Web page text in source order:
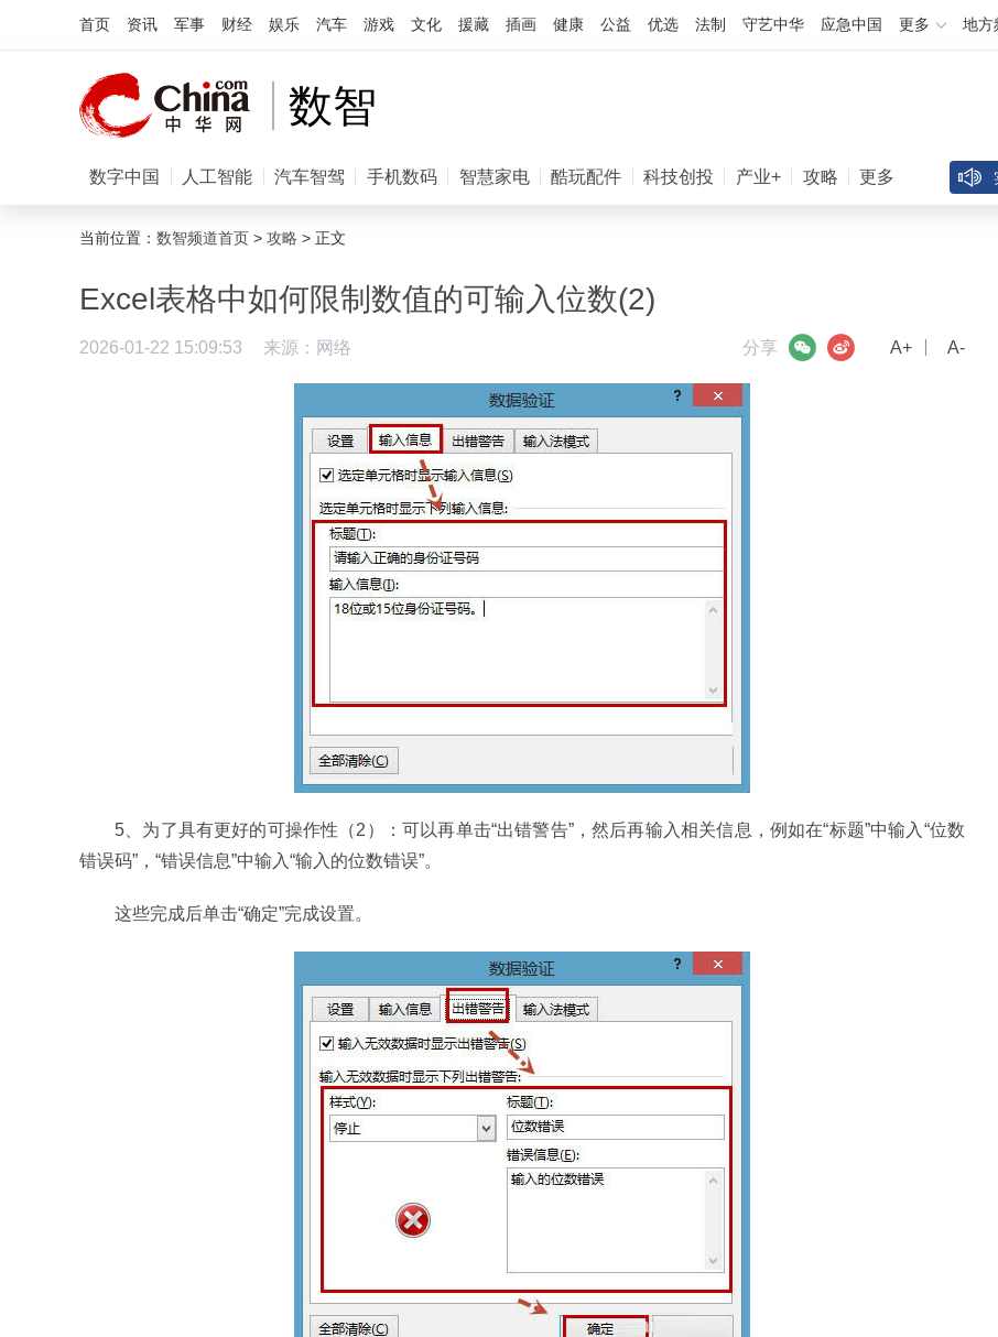
首页 资讯 军事 财经 娱乐 汽车 游戏 文化 援藏 插画 健康 公益 优选 法制 守艺中华 应急中国 更多 地方
数智
数字中国 人工智能 汽车智驾 手机数码 智慧家电 酷玩配件 科技创投 产业+ 攻略 更多
凌晨谷歌AI地震！4位顶
当前位置： 数智频道首页 > 攻略 > 正文
Excel表格中如何限制数值的可输入位数(2)
2026-01-22 15:09:53 来源： 网络 A+ A-
分享
微博
5、为了具有更好的可操作性（2）：可以再单击“出错警告”，然后再输入相关信息，例如在“标题”中输入“位数
错误码”，“错误信息”中输入“输入的位数错误”。
这些完成后单击“确定”完成设置。